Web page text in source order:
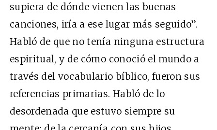
supiera de dónde vienen las buenas
canciones, iría a ese lugar más seguido”.
Habló de que no tenía ninguna estructura
espiritual, y de cómo conoció el mundo a
través del vocabulario bíblico, fueron sus
referencias primarias. Habló de lo
desordenada que estuvo siempre su